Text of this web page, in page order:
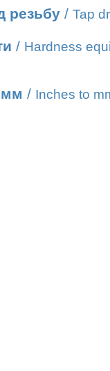
резьбу / Tap
/ Hardness
/ Inches to